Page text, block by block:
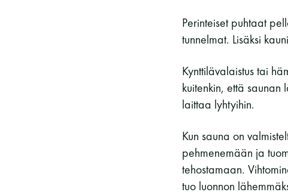
Perinteiset puhtaat
tunnelmat. Lisäksi
Kynttilävalaistus tai
kuitenkin, että saunan
laittaa lyhtyihin.
Kun sauna on
pehmenemään ja
tehostamaan.
tuo luonnon